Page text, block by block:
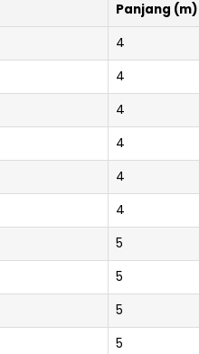
Panjang (m)
4
4
4
4
4
4
5
5
5
5